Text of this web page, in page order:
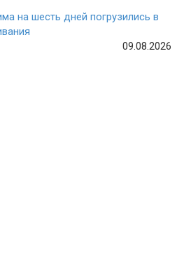
на шесть дней погрузились в
09.08.2026